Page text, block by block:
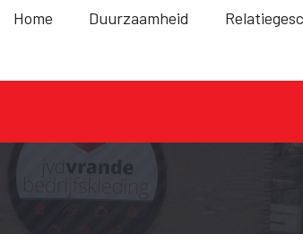
Home Duurzaamheid